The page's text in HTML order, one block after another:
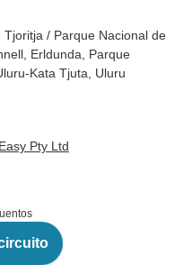
, Tjoritja / Parque Nacional de
, Erldunda , Parque
Kata Tjuta , Uluru
Pty Ltd